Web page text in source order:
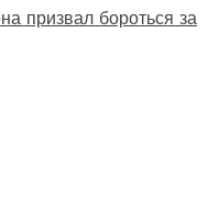
призвал бороться за